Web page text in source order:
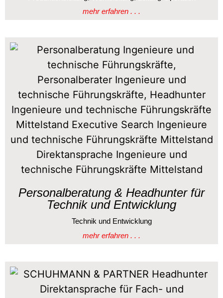
mehr erfahren . . .
Personalberatung & Headhunter für
Technik und Entwicklung
Technik und Entwicklung
mehr erfahren . . .